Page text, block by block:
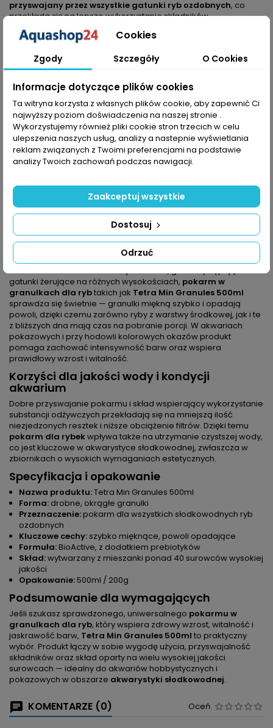
przyswajany przez wszystkie gatunki ryb ozdobnych, co
przekłada się na lepsze wykorzystanie składników
pokarmowych i mniejsze zanieczyszczenie wody — istotne w
zaawansowanej akwarystyce słodkowodnej
Korzyści w praktyce
Kompletny pokarm
składniki odżywcze jako codzienny pokarm w akwarium.
Drobne, szybko namakające granulki— miękną szybko,
ułatwiając pobieranie pokarmu nawet młodszym i mniejszym
okazom.
Powolne opadanie— granulat opada stopniowo na dno, co
sprawia, że ryby żerujące w środkowej części akwarium mają
równy dostęp do pożywienia.
Formuła BioActive— wspiera utrzymanie zdrowego systemu
efektywne wykorzystanie pokarmu.
Mieszanka ponad 40 surowców
— źródło zróżnicowanych
składników wysokiej jakości, wpływających na kondycję i
Scenariusze użycia dla wymagających
W akwariach o zróżnicowanej obsadzie, gdzie występują
gatunki żerujące na różnych wysokościach, pokarm w
granulkach dla rybtakich jak Tetra Min Granules 500ml
sprawdza się świetnie — granulki miękną szybko i opadają
powoli, dzięki czemu zarówno ryby z warstwy środkowej, jak i te
z bliższych dna mają czas na pobranie porcji. W akwariach
pokazowych i przy hodowli kolorowych okazów produkt
pomaga zachować intensywność barw oraz wspiera
prawidłowy wzrost i witalność.
Korzyści dla jakości wody i kondycji
akwarium
Dobre przyswajanie pokarmu i skład wspierający wykorzystanie
substancji odżywczych przekładają się na mniejszą ilość
niezjedzonych resztek i niższe obciążenie filtrów. Dzięki temu
pokarm dla rybekwpływa także na utrzymanie czystszej wody,
co jest kluczowe w akwarystyce słodkowodnej, zwłaszcza w
zbiornikach o wysokich wymaganiach estetycznych.
Specyfikacja i opakowanie
Nazwa produktu:Tetra Min Granules 500ml
Forma: drobne, okrągłe granulki
Przeznaczenie:pokarm dla wszystkich słodkowodnych ryb
ozdobnych
Kluczowe cechy: szybko mięknące, powoli opadające
Formuła:BioActive, z dodatkiem prebiotyków
Skład:wytwarzany z mieszanki ponad 40 surowców wysokiej
jakości
Opakowanie:500ml / 200g
Podsumowanie dla wymagających
Jeśli szukasz sprawdzonego, uniwersalnego pokarmu w
granulkach dla ryb, który wspiera zdrowy wzrost, witalność i
jaskrawość barw, Tetra Min Granules 500ml to praktyczny
wybór. Produkt łączy w sobie wygodę użycia, przyswajalność
składników oraz skład oparty na wielu wysokiej jakości
surowcach — idealny do akwariów hobbystycznych i
pokazowych w obszarze akwarystyki słodkowodnej.
KOMENTARZE (0) Oceń
Cookies
Zgody Szczegóły O Cookies
Informacje dotyczące plików cookies
Ta witryna korzysta z własnych plików cookie, aby zapewnić Ci
najwyższy poziom doświadczenia na naszej stronie .
Wykorzystujemy również pliki cookie stron trzecich w celu
ulepszenia naszych usług, analizy a nastepnie wyświetlania
reklam związanych z Twoimi preferencjami na podstawie
analizy Twoich zachowań podczas nawigacji.
Odrzuć
Dostosuj
Zaakceptuj wszystkie